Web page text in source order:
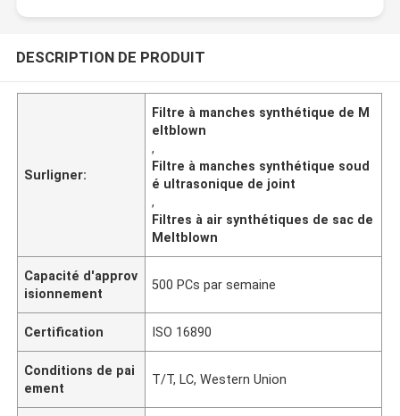
DESCRIPTION DE PRODUIT
Surligner:
Filtre à manches synthétique de M
eltblown
,
Filtre à manches synthétique soud
é ultrasonique de joint
,
Filtres à air synthétiques de sac de
Meltblown
Capacité d'approv
isionnement
500 PCs par semaine
Certification ISO 16890
Conditions de pai
ement
T/T, LC, Western Union